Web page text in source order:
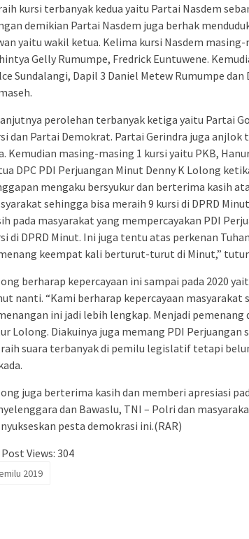
kursi terbanyak kedua yaitu Partai Nasdem
demikian Partai Nasdem juga berhak
yaitu wakil ketua. Kelima kursi Nasdem
Gelly Rumumpe, Fredrick Euntuwene.
Sundalangi, Dapil 3 Daniel Metew Rumumpe dan
perolehan terbanyak ketiga yaitu Partai
dan Partai Demokrat. Partai Gerindra juga anjlok
Kemudian masing-masing 1 kursi yaitu PKB,
DPC PDI Perjuangan Minut Denny K Lolong
mengaku bersyukur dan berterima kasih
sehingga bisa meraih 9 kursi di DPRD
pada masyarakat yang mempercayakan PDI
di DPRD Minut. Ini juga tentu atas perkenan
keempat kali berturut-turut di Minut,”
berharap kepercayaan ini sampai pada 2020
nanti. “Kami berharap kepercayaan masyarakat
ini jadi lebih lengkap. Menjadi
Lolong. Diakuinya juga memang PDI
suara terbanyak di pemilu legislatif tetapi
juga berterima kasih dan memberi apresiasi
dan Bawaslu, TNI – Polri dan
pesta demokrasi ini.(RAR)
Post Views: 304
2019